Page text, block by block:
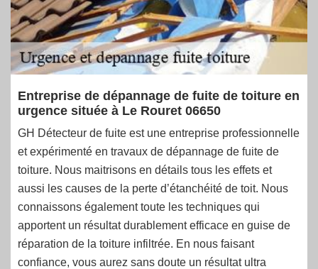
Entreprise de dépannage de fuite de toiture en
urgence située à Le Rouret 06650
GH Détecteur de fuite est une entreprise professionnelle
et expérimenté en travaux de dépannage de fuite de
toiture. Nous maitrisons en détails tous les effets et
aussi les causes de la perte d’étanchéité de toit. Nous
connaissons également toute les techniques qui
apportent un résultat durablement efficace en guise de
réparation de la toiture infiltrée. En nous faisant
confiance, vous aurez sans doute un résultat ultra